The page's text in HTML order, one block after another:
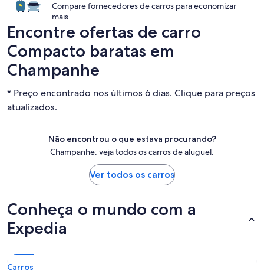
Compare fornecedores de carros para economizar
mais
Encontre ofertas de carro
Compacto baratas em
Champanhe
* Preço encontrado nos últimos 6 dias. Clique para preços
atualizados.
Não encontrou o que estava procurando?
Champanhe: veja todos os carros de aluguel.
Ver todos os carros
Conheça o mundo com a
Expedia
Carros